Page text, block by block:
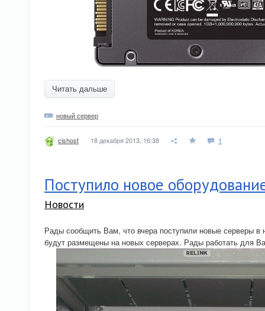
Читать дальше
новый сервер
cishost 18 декабря 2013, 16:38 1
Поступило новое
Новости
Рады сообщить Вам, что вчера поступили новые серверы
будут размещены на новых серверах. Рады работать для